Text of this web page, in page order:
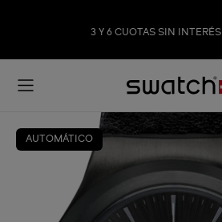
3 Y 6 CUOTAS SIN INTERÉS
AUTOMÁTICO